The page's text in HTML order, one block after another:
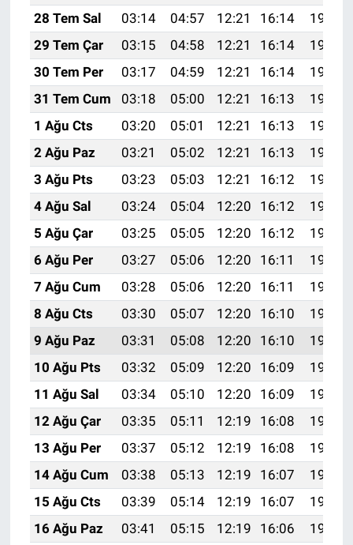
28 Tem Sal
03:14 04:57 12:21 16:14
19:34
29 Tem Çar
03:15 04:58 12:21 16:14
19:34
30 Tem Per
03:17 04:59 12:21 16:14
19:33
31 Tem Cum
03:18 05:00 12:21 16:13
19:32
1 Ağu Cts
03:20 05:01 12:21 16:13
19:31
2 Ağu Paz
03:21 05:02 12:21 16:13
19:29
3 Ağu Pts
03:23 05:03 12:21 16:12
19:28
4 Ağu Sal
03:24 05:04 12:20 16:12
19:27
5 Ağu Çar
03:25 05:05 12:20 16:12
19:26
6 Ağu Per
03:27 05:06 12:20 16:11
19:25
7 Ağu Cum
03:28 05:06 12:20 16:11
19:24
8 Ağu Cts
03:30 05:07 12:20 16:10
19:23
9 Ağu Paz
03:31 05:08 12:20 16:10
19:22
10 Ağu Pts
03:32 05:09 12:20 16:09
19:20
11 Ağu Sal
03:34 05:10 12:20 16:09
19:19
12 Ağu Çar
03:35 05:11 12:19 16:08
19:18
13 Ağu Per
03:37 05:12 12:19 16:08
19:16
14 Ağu Cum
03:38 05:13 12:19 16:07
19:15
15 Ağu Cts
03:39 05:14 12:19 16:07
19:14
16 Ağu Paz
03:41 05:15 12:19 16:06
19:12